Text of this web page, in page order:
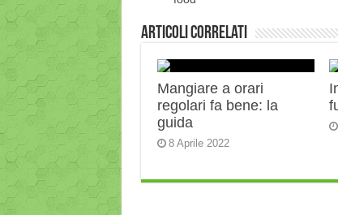
Articoli correlati
Mangiare a orari
regolari fa bene: la
guida
8 Aprile 2022